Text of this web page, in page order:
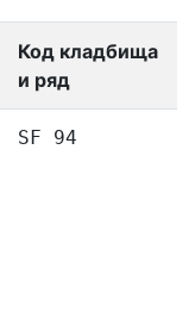
Код кладбища
и ряд
SF 94